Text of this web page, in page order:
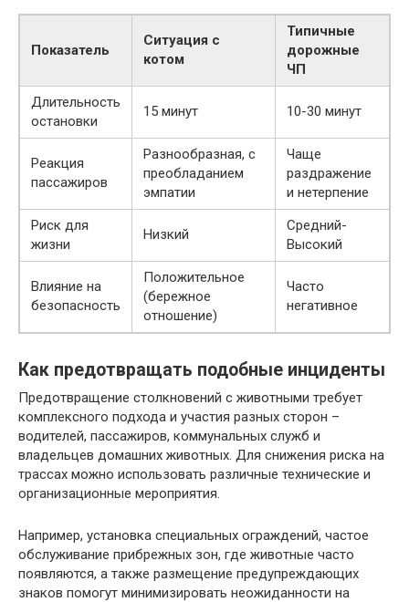
Показатель
Ситуация с
котом
Типичные
дорожные
ЧП
Длительность
остановки
15 минут 10-30 минут
Реакция
пассажиров
Разнообразная, с
преобладанием
эмпатии
Чаще
раздражение
и нетерпение
Риск для
жизни
Низкий
Средний-
Высокий
Влияние на
безопасность
Положительное
(бережное
отношение)
Часто
негативное
Как предотвращать подобные инциденты
Предотвращение столкновений с животными требует
комплексного подхода и участия разных сторон –
водителей, пассажиров, коммунальных служб и
владельцев домашних животных. Для снижения риска на
трассах можно использовать различные технические и
организационные мероприятия.
Например, установка специальных ограждений, частое
обслуживание прибрежных зон, где животные часто
появляются, а также размещение предупреждающих
знаков помогут минимизировать неожиданности на